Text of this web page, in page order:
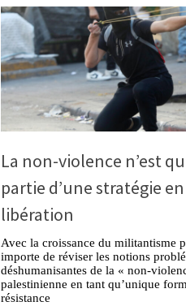
La non-violence n’est
partie d’une stratégie
libération
Avec la croissance du militantisme
importe de réviser les notions
déshumanisantes de la « non-
palestinienne en tant qu’unique
résistance